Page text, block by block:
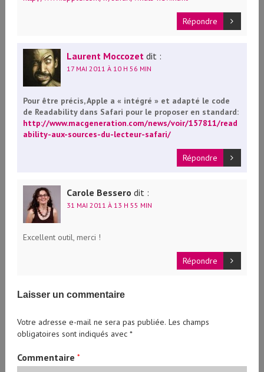
Répondre
Laurent Moccozet dit :
17 MAI 2011 À 10 H 56 MIN
Pour être précis, Apple a « intégré » et adapté le code
de Readability dans Safari pour le proposer en standard:
http://www.macgeneration.com/news/voir/157811/read
ability-aux-sources-du-lecteur-safari/
Répondre
Carole Bessero dit :
31 MAI 2011 À 13 H 55 MIN
Excellent outil, merci !
Répondre
Laisser un commentaire
Votre adresse e-mail ne sera pas publiée. Les champs
obligatoires sont indiqués avec*
Commentaire*